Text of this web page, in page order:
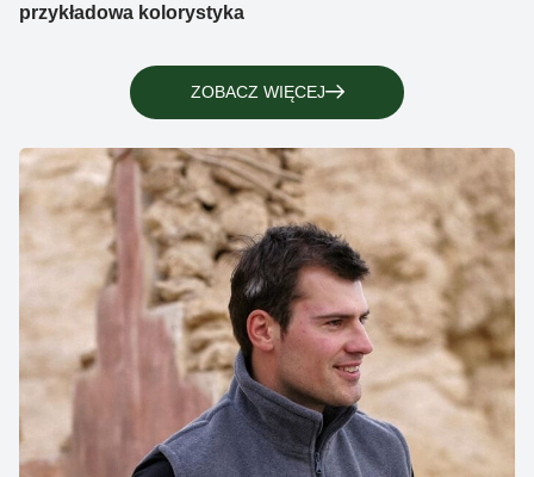
przykładowa kolorystyka
ZOBACZ WIĘCEJ